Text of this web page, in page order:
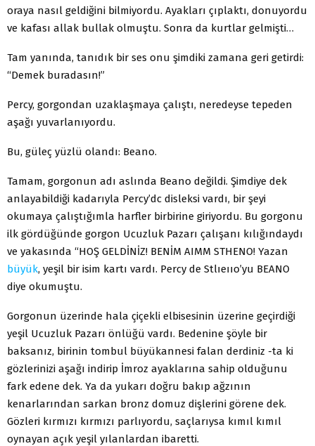
oraya nasıl geldiğini bilmiyordu. Ayakları çıplaktı, donuyordu
ve kafası allak bullak olmuştu. Sonra da kurtlar gelmişti…
Tam yanında, tanıdık bir ses onu şimdiki zamana geri getirdi:
“Demek buradasın!”
Percy, gorgondan uzaklaşmaya çalıştı, neredeyse tepeden
aşağı yuvarlanıyordu.
Bu, güleç yüzlü olandı: Beano.
Tamam, gorgonun adı aslında Beano değildi. Şimdiye dek
anlayabildiği kadarıyla Percy’dc disleksi vardı, bir şeyi
okumaya çalıştığımla harfler birbirine giriyordu. Bu gorgonu
ilk gördüğünde gorgon Ucuzluk Pazarı çalışanı kılığındaydı
ve yakasında “HOŞ GELDİNİZ! BENİM AIMM STHENO! Yazan
büyük, yeşil bir isim kartı vardı. Percy de Stlıeııo’yu BEANO
diye okumuştu.
Gorgonun üzerinde hala çiçekli elbisesinin üzerine geçirdiği
yeşil Ucuzluk Pazarı önlüğü vardı. Bedenine şöyle bir
baksanız, birinin tombul büyükannesi falan derdiniz -ta ki
gözlerinizi aşağı indirip İmroz ayaklarına sahip olduğunu
fark edene dek. Ya da yukarı doğru bakıp ağzının
kenarlarından sarkan bronz domuz dişlerini görene dek.
Gözleri kırmızı kırmızı parlıyordu, saçlarıysa kımıl kımıl
oynayan açık yeşil yılanlardan ibaretti.